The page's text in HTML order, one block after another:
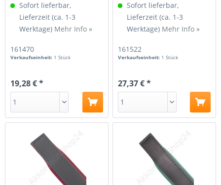
Sofort lieferbar,
Lieferzeit (ca. 1-3
Werktage) Mehr Info »
161470
Verkaufseinheit: 1 Stück
19,28 € *
Sofort lieferbar,
Lieferzeit (ca. 1-3
Werktage) Mehr Info »
161522
Verkaufseinheit: 1 Stück
27,37 € *